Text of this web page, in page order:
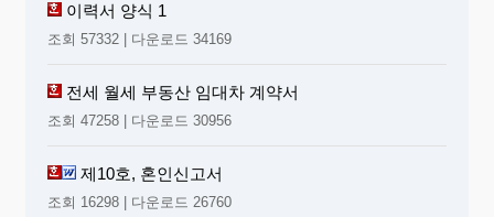
이력서 양식 1
조회 57332 | 다운로드 34169
전세 월세 부동산 임대차 계약서
조회 47258 | 다운로드 30956
제10호, 혼인신고서
조회 16298 | 다운로드 26760